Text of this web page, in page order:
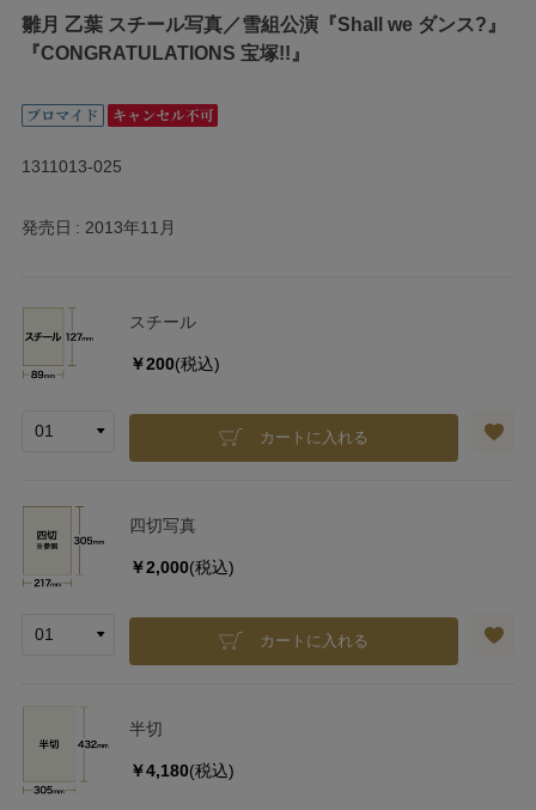
雛月 乙葉 スチール写真／雪組公演『Shall we ダンス?』
『CONGRATULATIONS 宝塚!!』
1311013-025
発売日 2013年11月
スチール
￥200(税込)
カートに入れる
四切写真
￥2,000(税込)
カートに入れる
半切
￥4,180(税込)